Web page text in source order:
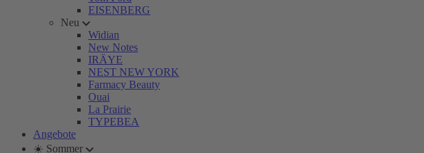
EISENBERG
Neu
Widian
New Notes
IRÄYE
NEST NEW YORK
Farmacy Beauty
Ouai
La Prairie
TYPEBEA
Angebote
☀️ Sommer